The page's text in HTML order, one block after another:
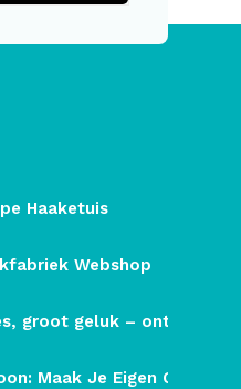
Haaketuis
Webshop
groot geluk – ontdek de
Maak Je Eigen Gave